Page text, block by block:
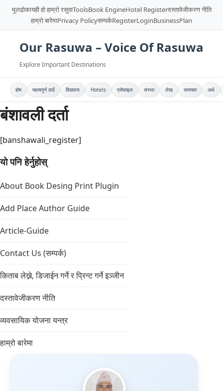
मूलढोकायही हो हाम्रो रसुवाToolsBook EngineHotel Registerदस्तावेजीकरण नीति
हाम्रो बारेमाPrivacy Policyसम्पर्कRegisterLoginBusinessPlan
Our Rasuwa – Voice Of Rasuwa
Explore Important Destinations
होम महत्वपूर्ण ठाउँ विद्यालय Hotels प्रोफाइल संस्था लेख समाचार अर्थ
बंशावली दर्ता
[banshawali_register]
यो पनि हेर्नुहोस्
About Book Desing Print Plugin
Add Place Author Guide
Article-Guide
Contact Us (सम्पर्क)
किताब लेख्ने, डिजाईन गर्ने र प्रिन्ट गर्ने इञ्जीन
दस्तावेजीकरण नीति
व्यवसायिक योजना यन्त्र
हाम्रो बारेमा